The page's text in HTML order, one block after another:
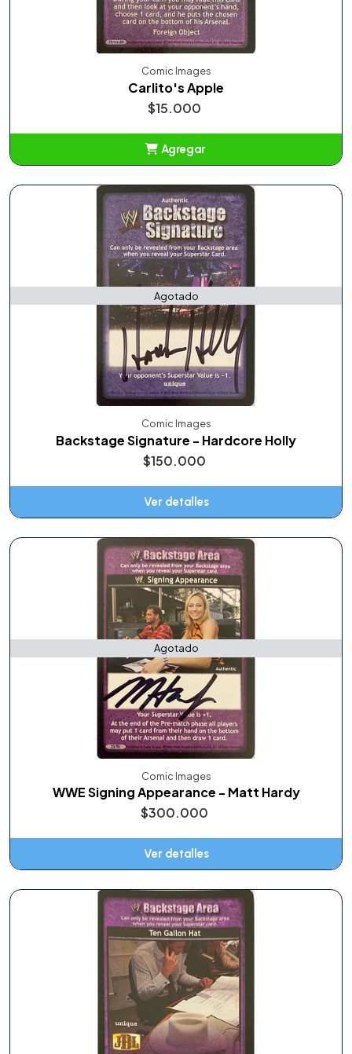
Comic Images
Carlito's Apple
$15.000
Agregar
Agotado
Comic Images
Backstage Signature - Hardcore Holly
$150.000
Ver detalles
Agotado
Comic Images
WWE Signing Appearance - Matt Hardy
$300.000
Ver detalles